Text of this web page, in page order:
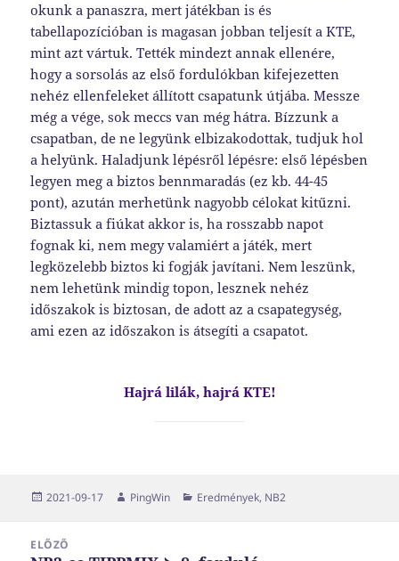
okunk a panaszra, mert játékban is és
tabellapozícióban is magasan jobban teljesít a KTE,
mint azt vártuk. Tették mindezt annak ellenére,
hogy a sorsolás az első fordulókban kifejezetten
nehéz ellenfeleket állított csapatunk útjába. Messze
még a vége, sok meccs van még hátra. Bízzunk a
csapatban, de ne legyünk elbizakodottak, tudjuk hol
a helyünk. Haladjunk lépésről lépésre: első lépésben
legyen meg a biztos bennmaradás (ez kb. 44-45
pont), azután merhetünk nagyobb célokat kitűzni.
Biztassuk a fiúkat akkor is, ha rosszabb napot
fognak ki, nem megy valamiért a játék, mert
legközelebb biztos ki fogják javítani. Nem leszünk,
nem lehetünk mindig topon, lesznek nehéz
időszakok is biztosan, de adott az a csapategység,
ami ezen az időszakon is átsegíti a csapatot.
Hajrá lilák, hajrá KTE!
Közzétéve
2021-09-17 Szerző
PingWin Kategória
Eredmények, NB2
navigáció
ELŐZŐ